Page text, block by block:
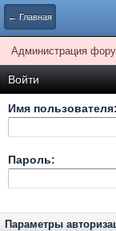
← Главная
Администрация
Войти
Имя пользователя:
Пароль:
Параметры